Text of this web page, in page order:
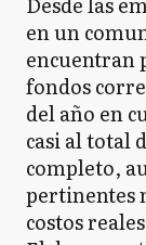
en un
encuentran
fondos
del año en
casi al total
completo,
pertinentes
costos